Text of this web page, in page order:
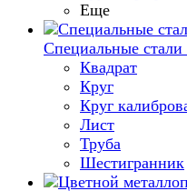
Еще
Специальные
Квадрат
Круг
Круг
Лист
Труба
Шестигранник